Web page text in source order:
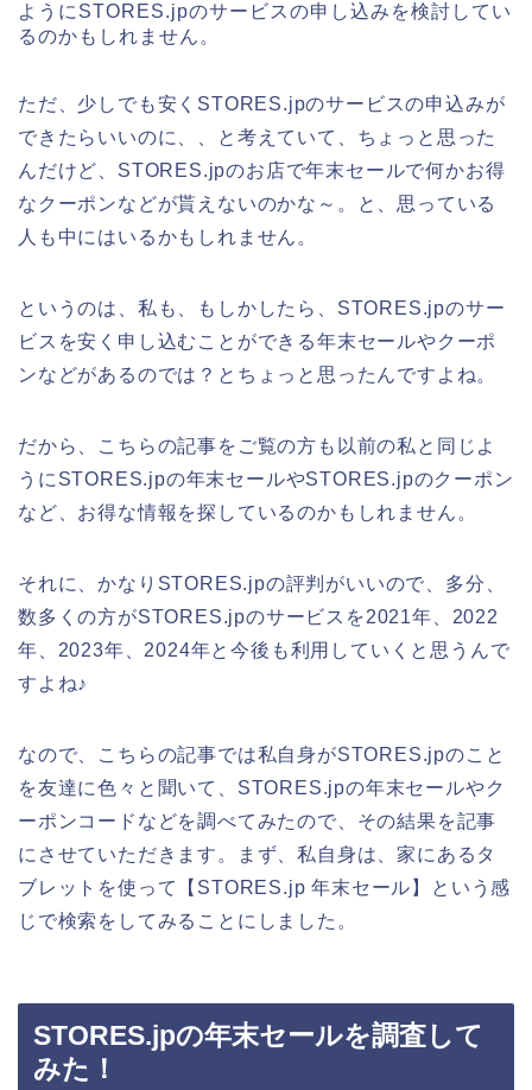
ようにSTORES.jpのサービスの申し込みを検討してい
るのかもしれません。
ただ、少しでも安くSTORES.jpのサービスの申込みが
できたらいいのに、、と考えていて、ちょっと思った
んだけど、STORES.jpのお店で年末セールで何かお得
なクーポンなどが貰えないのかな～。と、思っている
人も中にはいるかもしれません。
というのは、私も、もしかしたら、STORES.jpのサー
ビスを安く申し込むことができる年末セールやクーポ
ンなどがあるのでは？とちょっと思ったんですよね。
だから、こちらの記事をご覧の方も以前の私と同じよ
うにSTORES.jpの年末セールやSTORES.jpのクーポン
など、お得な情報を探しているのかもしれません。
それに、かなりSTORES.jpの評判がいいので、多分、
数多くの方がSTORES.jpのサービスを2021年、2022
年、2023年、2024年と今後も利用していくと思うんで
すよね♪
なので、こちらの記事では私自身がSTORES.jpのこと
を友達に色々と聞いて、STORES.jpの年末セールやク
ーポンコードなどを調べてみたので、その結果を記事
にさせていただきます。まず、私自身は、家にあるタ
ブレットを使って【STORES.jp 年末セール】という感
じで検索をしてみることにしました。
STORES.jpの年末セールを調査して
みた！